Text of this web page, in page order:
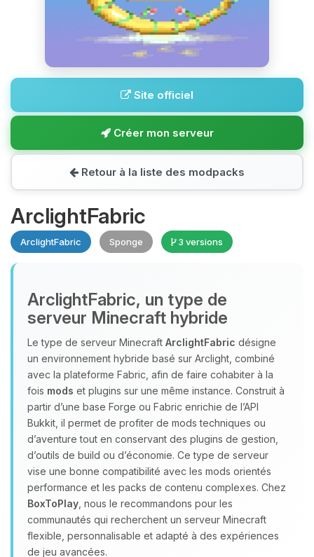
Site officiel
Créer mon serveur
Retour à la liste des modpacks
ArclightFabric
ArclightFabric Sponge 3 versions
ArclightFabric, un type de
serveur Minecraft hybride
Le type de serveur Minecraft ArclightFabric désigne
un environnement hybride basé sur Arclight, combiné
avec la plateforme Fabric, afin de faire cohabiter à la
fois mods et plugins sur une même instance. Construit à
partir d’une base Forge ou Fabric enrichie de l’API
Bukkit, il permet de profiter de mods techniques ou
d’aventure tout en conservant des plugins de gestion,
d’outils de build ou d’économie. Ce type de serveur
vise une bonne compatibilité avec les mods orientés
performance et les packs de contenu complexes. Chez
BoxToPlay , nous le recommandons pour les
communautés qui recherchent un serveur Minecraft
flexible, personnalisable et adapté à des expériences
de jeu avancées.
Youpi, enfin quelqu’un pour me
parler ! Moi c’est Choupy, ton petit
assistant BoxToPlay. Dis-moi ce dont
tu as besoin et je vais remuer mes
petits circuits pour t’aider.
06/08/2026 à 05:26